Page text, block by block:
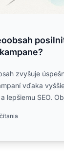
zvyšuje
vďaka
lepšiemu SEO.